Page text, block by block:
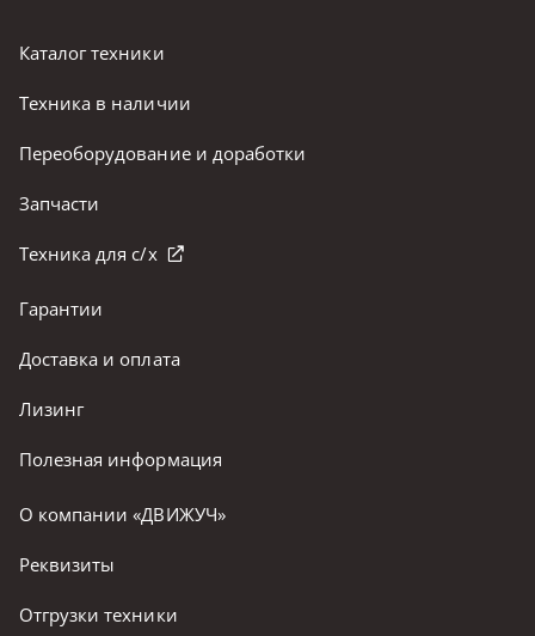
Каталог техники
Техника в наличии
Переоборудование и доработки
Запчасти
Техника для с/х
Гарантии
Доставка и оплата
Лизинг
Полезная информация
О компании «ДВИЖУЧ»
Реквизиты
Отгрузки техники